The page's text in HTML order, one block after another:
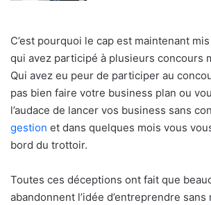
C’est pourquoi le cap est maintenant
qui avez participé à plusieurs concours
Qui avez eu peur de participer au
pas bien faire votre business plan ou
l’audace de lancer vos business sans
gestion et dans quelques mois vous
bord du trottoir.
Toutes ces déceptions ont fait que
abandonnent l’idée d’entreprendre sans